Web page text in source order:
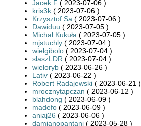
Jacek F ( 2023-07-06 )
kris3k ( 2023-07-06 )
Krzysztof Sa ( 2023-07-06 )
Dawiduu ( 2023-07-05 )
Michał Kukuła ( 2023-07-05 )
mjstuchly ( 2023-07-04 )
wielgibolo ( 2023-07-04 )
slaszLDR ( 2023-07-04 )
wieloryb ( 2023-06-26 )
Lativ ( 2023-06-22 )
Robert Radajewski ( 2023-06-21 )
mrocznytapczan ( 2023-06-12 )
blahdong ( 2023-06-09 )
madefo ( 2023-06-09 )
aniaj26 ( 2023-06-06 )
damianopantani ( 2023-05-28 )